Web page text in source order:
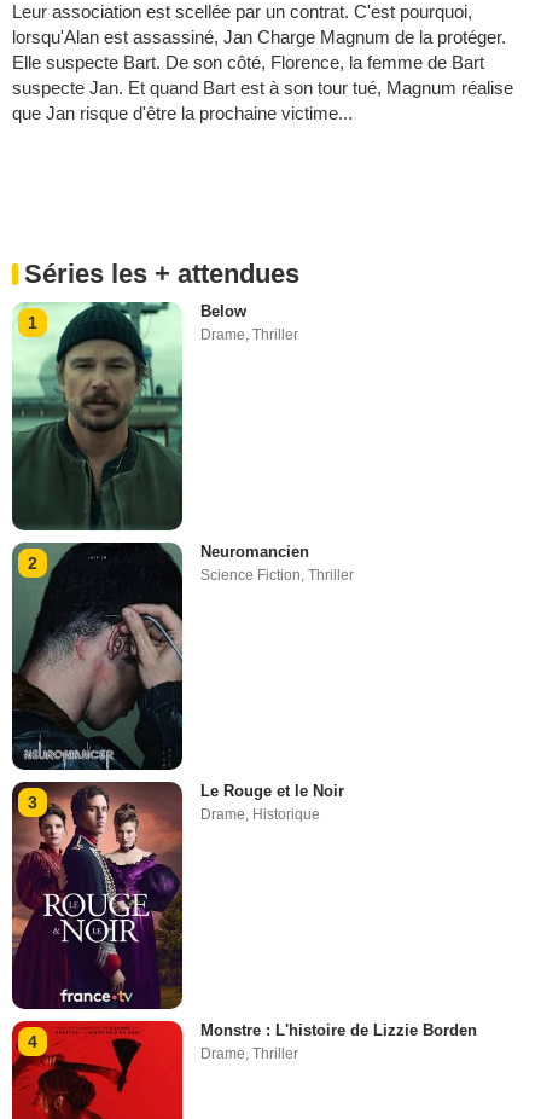
Leur association est scellée par un contrat. C'est pourquoi,
lorsqu'Alan est assassiné, Jan Charge Magnum de la protéger.
Elle suspecte Bart. De son côté, Florence, la femme de Bart
suspecte Jan. Et quand Bart est à son tour tué, Magnum réalise
que Jan risque d'être la prochaine victime...
Séries les + attendues
1
Below
Drame,Thriller
2
Neuromancien
Science Fiction ,Thriller
3
Le Rouge et le Noir
Drame, Historique
4
Monstre : L'histoire de Lizzie Borden
Drame,Thriller